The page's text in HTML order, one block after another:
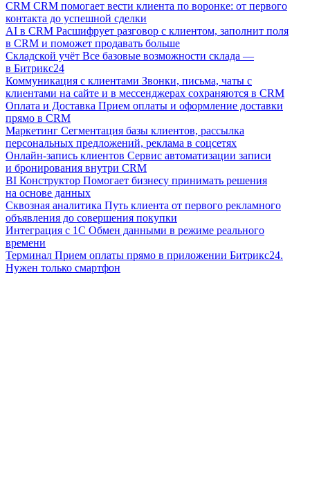
CRM CRM помогает вести клиента по воронке: от первого
контакта до успешной сделки
AI в CRM Расшифрует разговор с клиентом, заполнит поля
в CRM и поможет продавать больше
Складской учёт Все базовые возможности склада —
в Битрикс24
Коммуникация с клиентами Звонки, письма, чаты с
клиентами на сайте и в мессенджерах сохраняются в CRM
Оплата и Доставка Прием оплаты и оформление доставки
прямо в CRM
Маркетинг Сегментация базы клиентов, рассылка
персональных предложений, реклама в соцсетях
Онлайн-запись клиентов Сервис автоматизации записи
и бронирования внутри CRM
BI Конструктор Помогает бизнесу принимать решения
на основе данных
Сквозная аналитика Путь клиента от первого рекламного
объявления до совершения покупки
Интеграция с 1С Обмен данными в режиме реального
времени
Терминал Прием оплаты прямо в приложении Битрикс24.
Нужен только смартфон